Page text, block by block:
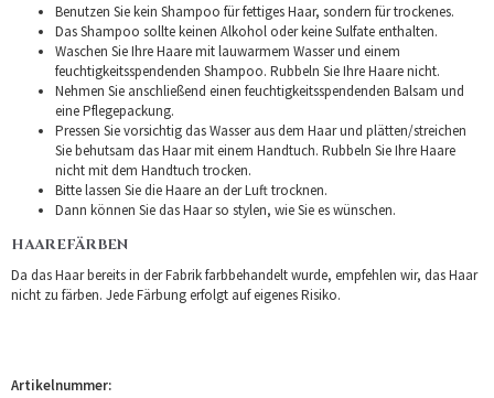
Benutzen Sie kein Shampoo für fettiges Haar, sondern für trockenes.
Das Shampoo sollte keinen Alkohol oder keine Sulfate enthalten.
Waschen Sie Ihre Haare mit lauwarmem Wasser und einem
feuchtigkeitsspendenden Shampoo. Rubbeln Sie Ihre Haare nicht.
Nehmen Sie anschließend einen feuchtigkeitsspendenden Balsam und
eine Pflegepackung.
Pressen Sie vorsichtig das Wasser aus dem Haar und plätten/streichen
Sie behutsam das Haar mit einem Handtuch. Rubbeln Sie Ihre Haare
nicht mit dem Handtuch trocken.
Bitte lassen Sie die Haare an der Luft trocknen.
Dann können Sie das Haar so stylen, wie Sie es wünschen.
HAAREFÄRBEN
Da das Haar bereits in der Fabrik farbbehandelt wurde, empfehlen wir, das Haar
nicht zu färben. Jede Färbung erfolgt auf eigenes Risiko.
Artikelnummer: